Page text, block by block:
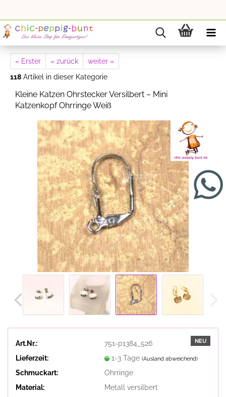
« Erster « zurück
weiter »
118 Artikel in dieser Kategorie
Kleine Katzen Ohrstecker Versilbert – Mini
Katzenkopf Ohrringe Weiß
NEU
Art.Nr.:
751-p1384_526
Lieferzeit:
1-3 Tage (Ausland abweichend)
Schmuckart:
Ohrringe
Material:
Metall versilbert